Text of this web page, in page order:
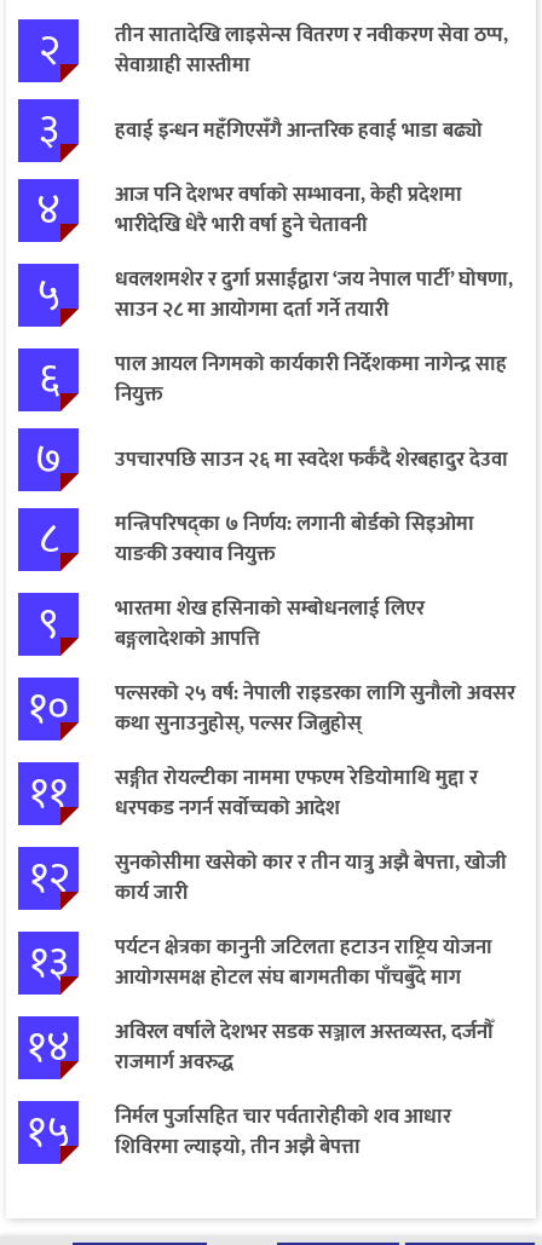
२
तीन सातादेखि लाइसेन्स वितरण र नवीकरण सेवा ठप्प,
सेवाग्राही सास्तीमा
३ हवाई इन्धन महँगिएसँगै आन्तरिक हवाई भाडा बढ्यो
४
आज पनि देशभर वर्षाको सम्भावना, केही प्रदेशमा
भारीदेखि धेरै भारी वर्षा हुने चेतावनी
५
धवलशमशेर र दुर्गा प्रसाईंद्वारा ‘जय नेपाल पार्टी’ घोषणा,
साउन २८ मा आयोगमा दर्ता गर्ने तयारी
६
पाल आयल निगमको कार्यकारी निर्देशकमा नागेन्द्र साह
नियुक्त
७ उपचारपछि साउन २६ मा स्वदेश फर्कँदै शेरबहादुर देउवा
८
मन्त्रिपरिषद्का ७ निर्णय: लगानी बोर्डको सिइओमा
याङकी उक्याव नियुक्त
९
भारतमा शेख हसिनाको सम्बोधनलाई लिएर
बङ्गलादेशको आपत्ति
१०
पल्सरको २५ वर्ष: नेपाली राइडरका लागि सुनौलो अवसर
कथा सुनाउनुहोस्, पल्सर जित्नुहोस्
११
सङ्गीत रोयल्टीका नाममा एफएम रेडियोमाथि मुद्दा र
धरपकड नगर्न सर्वोच्चको आदेश
१२
सुनकोसीमा खसेको कार र तीन यात्रु अझै बेपत्ता, खोजी
कार्य जारी
१३
पर्यटन क्षेत्रका कानुनी जटिलता हटाउन राष्ट्रिय योजना
आयोगसमक्ष होटल संघ बागमतीका पाँचबुँदे माग
१४
अविरल वर्षाले देशभर सडक सञ्जाल अस्तव्यस्त, दर्जनौँ
राजमार्ग अवरुद्ध
१५
निर्मल पुर्जासहित चार पर्वतारोहीको शव आधार
शिविरमा ल्याइयो, तीन अझै बेपत्ता